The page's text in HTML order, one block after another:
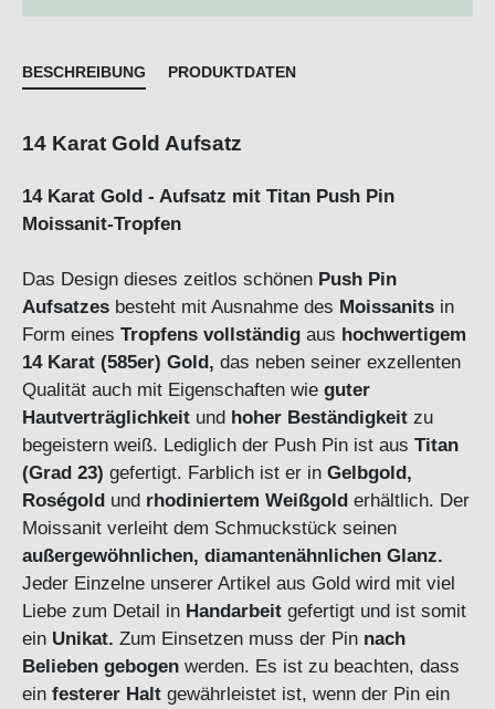
BESCHREIBUNG PRODUKTDATEN
14 Karat Gold Aufsatz
14 Karat Gold - Aufsatz mit Titan Push Pin
Moissanit-Tropfen
Das Design dieses zeitlos schönen Push Pin
Aufsatzes besteht mit Ausnahme des Moissanits in
Form eines Tropfens vollständig aus hochwertigem
14 Karat (585er) Gold, das neben seiner exzellenten
Qualität auch mit Eigenschaften wie guter
Hautverträglichkeit und hoher Beständigkeit zu
begeistern weiß. Lediglich der Push Pin ist aus Titan
(Grad 23) gefertigt. Farblich ist er in Gelbgold,
Roségold und rhodiniertem Weißgold erhältlich. Der
Moissanit verleiht dem Schmuckstück seinen
außergewöhnlichen, diamantenähnlichen Glanz.
Jeder Einzelne unserer Artikel aus Gold wird mit viel
Liebe zum Detail in Handarbeit gefertigt und ist somit
ein Unikat. Zum Einsetzen muss der Pin nach
Belieben gebogen werden. Es ist zu beachten, dass
ein festerer Halt gewährleistet ist, wenn der Pin ein